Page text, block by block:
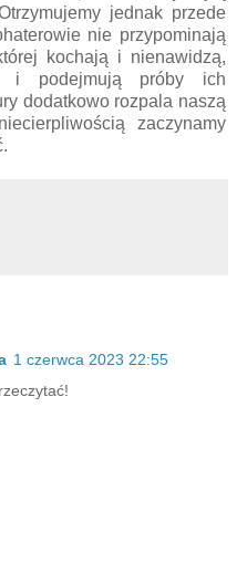
jednak przede
nie przypominają
kochają i nienawidzą,
i podejmują próby ich
dodatkowo rozpala naszą
zaczynamy
1 czerwca 2023 22:55